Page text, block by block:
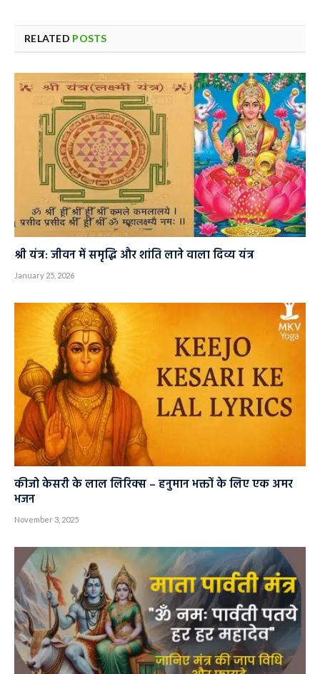
RELATED POSTS
श्री यंत्र: जीवन में समृद्धि और शांति लाने वाला दिव्य यंत्र
January 25, 2026
कीजो केसरी के लाल लिरिक्स – हनुमान भक्तों के लिए एक अमर
भजन
November 3, 2025